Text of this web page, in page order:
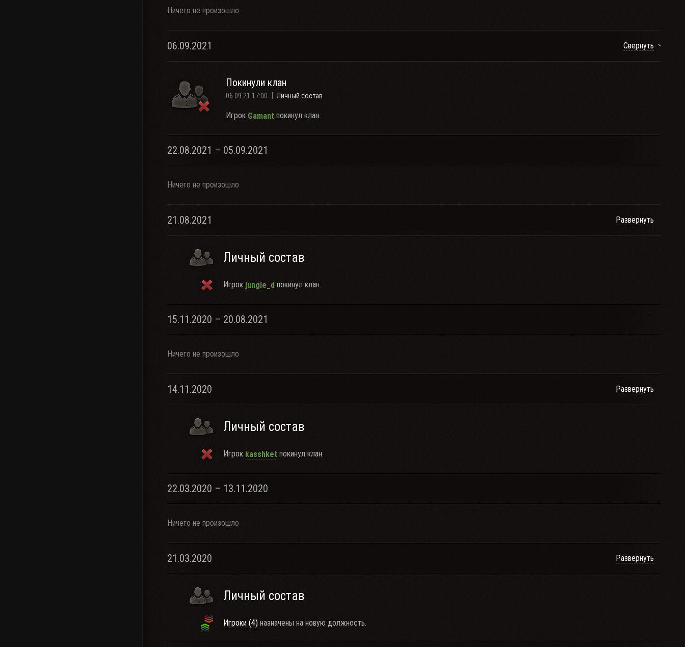
Ничего не произошло
06.09.2021 Свернуть
Покинули клан
06.09.21 17:00 Личный состав
Игрок Gamant покинул клан.
22.08.2021 – 05.09.2021
Ничего не произошло
21.08.2021 Развернуть
Личный состав
Игрок jungle_d покинул клан.
15.11.2020 – 20.08.2021
Ничего не произошло
14.11.2020 Развернуть
Личный состав
Игрок kasshket покинул клан.
22.03.2020 – 13.11.2020
Ничего не произошло
21.03.2020 Развернуть
Личный состав
Игроки (4) назначены на новую должность.